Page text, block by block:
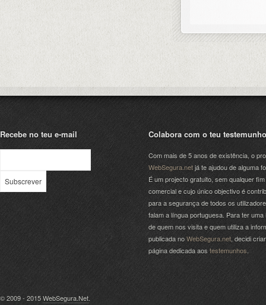
Recebe no teu e-mail Colabora com o teu testemunho
Com mais de 5 anos de existência, o
WebSegura.netjá te ajudou de alguma
É um projecto gratuito, sem qualquer fim
comercial e cujo único objectivo é
para a segurança de todos os
falam a língua portuguesa. Para ter uma
de quem nos visita e quem utiliza a
publicada noWebSegura.net , decidi
página dedicada aos testemunhos
© 2009 - 2015WebSegura.Net.